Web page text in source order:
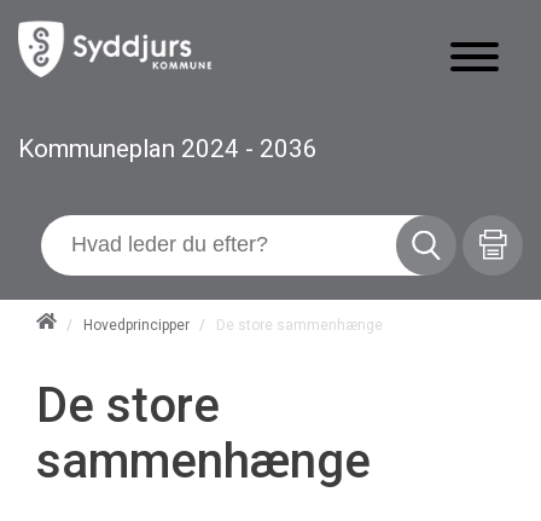
Kommuneplan 2024 - 2036
/ Hovedprincipper / De store sammenhænge
De store
sammenhænge